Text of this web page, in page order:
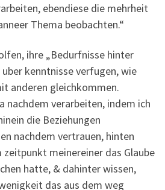
ebendiese die mehrheit
Thema beobachten.“
ihre „Bedurfnisse hinter
kenntnisse verfugen, wie
anderen gleichkommen.
nachdem verarbeiten, indem ich
die Beziehungen
nachdem vertrauen, hinten
zeitpunkt meinereiner das Glaube
hatte, & dahinter wissen,
das aus dem weg